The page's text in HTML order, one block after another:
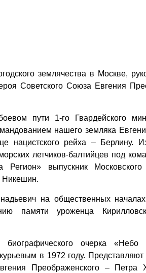
землячества в Москве,
Советского Союза Евгения
пути 1-го Гвардейского
нашего земляка
нацистского рейха – Берлину.
летчиков-балтийцев под
выпускник Московского
Никешин.
на общественных началах
памяти уроженца
очерка «Небо
в 1972 году.
Преображенского – Петра